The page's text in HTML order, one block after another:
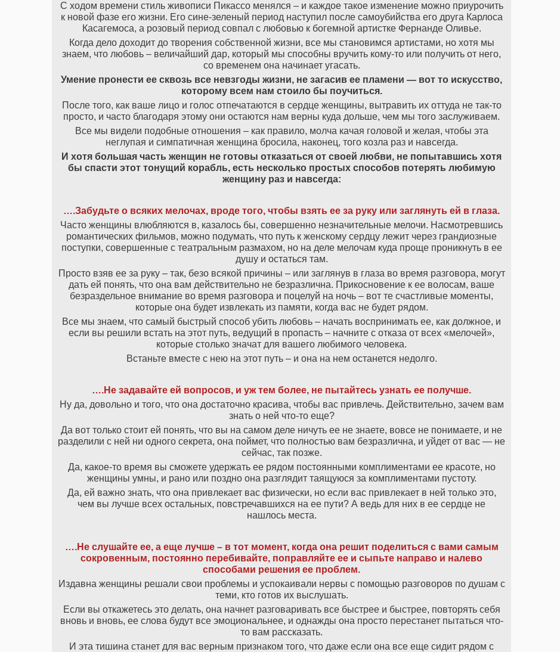
С ходом времени стиль живописи Пикассо менялся – и каждое такое изменение можно приурочить
к новой фазе его жизни. Его сине-зеленый период наступил после самоубийства его друга Карлоса
Касагемоса, а розовый период совпал с любовью к богемной артистке Фернанде Оливье.
Когда дело доходит до творения собственной жизни, все мы становимся артистами, но хотя мы
знаем, что любовь – величайший дар, который мы способны вручить кому-то или получить от него,
со временем она начинает угасать.
Умение пронести ее сквозь все невзгоды жизни, не загасив ее пламени — вот то искусство,
которому всем нам стоило бы поучиться.
После того, как ваше лицо и голос отпечатаются в сердце женщины, вытравить их оттуда не так-то
просто, и часто благодаря этому они остаются нам верны куда дольше, чем мы того заслуживаем.
Все мы видели подобные отношения – как правило, молча качая головой и желая, чтобы эта
неглупая и симпатичная женщина бросила, наконец, того козла раз и навсегда.
И хотя большая часть женщин не готовы отказаться от своей любви, не попытавшись хотя
бы спасти этот тонущий корабль, есть несколько простых способов потерять любимую
женщину раз и навсегда:
….Забудьте о всяких мелочах, вроде того, чтобы взять ее за руку или заглянуть ей в глаза.
Часто женщины влюбляются в, казалось бы, совершенно незначительные мелочи. Насмотревшись
романтических фильмов, можно подумать, что путь к женскому сердцу лежит через грандиозные
поступки, совершенные с театральным размахом, но на деле мелочам куда проще проникнуть в ее
душу и остаться там.
Просто взяв ее за руку – так, безо всякой причины – или заглянув в глаза во время разговора, могут
дать ей понять, что она вам действительно не безразлична. Прикосновение к ее волосам, ваше
безраздельное внимание во время разговора и поцелуй на ночь – вот те счастливые моменты,
которые она будет извлекать из памяти, когда вас не будет рядом.
Все мы знаем, что самый быстрый способ убить любовь – начать воспринимать ее, как должное, и
если вы решили встать на этот путь, ведущий в пропасть – начните с отказа от всех «мелочей»,
которые столько значат для вашего любимого человека.
Встаньте вместе с нею на этот путь – и она на нем останется недолго.
….Не задавайте ей вопросов, и уж тем более, не пытайтесь узнать ее получше.
Ну да, довольно и того, что она достаточно красива, чтобы вас привлечь. Действительно, зачем вам
знать о ней что-то еще?
Да вот только стоит ей понять, что вы на самом деле ничуть ее не знаете, вовсе не понимаете, и не
разделили с ней ни одного секрета, она поймет, что полностью вам безразлична, и уйдет от вас — не
сейчас, так позже.
Да, какое-то время вы сможете удержать ее рядом постоянными комплиментами ее красоте, но
женщины умны, и рано или поздно она разглядит таящуюся за комплиментами пустоту.
Да, ей важно знать, что она привлекает вас физически, но если вас привлекает в ней только это,
чем вы лучше всех остальных, повстречавшихся на ее пути? А ведь для них в ее сердце не
нашлось места.
….Не слушайте ее, а еще лучше – в тот момент, когда она решит поделиться с вами самым
сокровенным, постоянно перебивайте, поправляйте ее и сыпьте направо и налево
способами решения ее проблем.
Издавна женщины решали свои проблемы и успокаивали нервы с помощью разговоров по душам с
теми, кто готов их выслушать.
Если вы откажетесь это делать, она начнет разговаривать все быстрее и быстрее, повторять себя
вновь и вновь, ее слова будут все эмоциональнее, и однажды она просто перестанет пытаться что-
то вам рассказать.
И эта тишина станет для вас верным признаком того, что даже если она все еще сидит рядом с